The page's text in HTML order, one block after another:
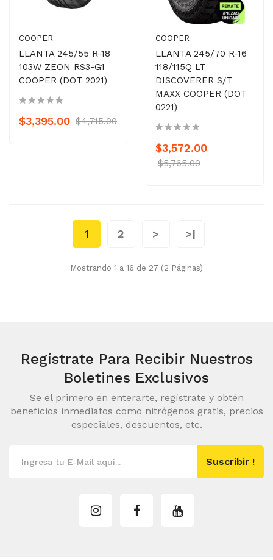
COOPER
LLANTA 245/55 R-18
103W ZEON RS3-G1
COOPER (DOT 2021)
$3,395.00 $4,715.00
COOPER
LLANTA 245/70 R-16
118/115Q LT
DISCOVERER S/T
MAXX COOPER (DOT
0221)
$3,572.00
$5,765.00
1 2 > >|
Mostrando 1 a 16 de 27 (2 Páginas)
Regístrate Para Recibir Nuestros
Boletines Exclusivos
Se el primero en enterarte, regístrate y obtén
beneficios inmediatos como nitrógenos gratis, precios
especiales, descuentos, etc.
Suscribir !